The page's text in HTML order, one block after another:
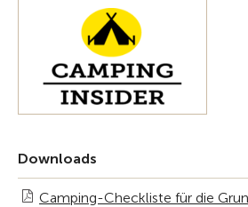
Downloads
Camping-Checkliste für die